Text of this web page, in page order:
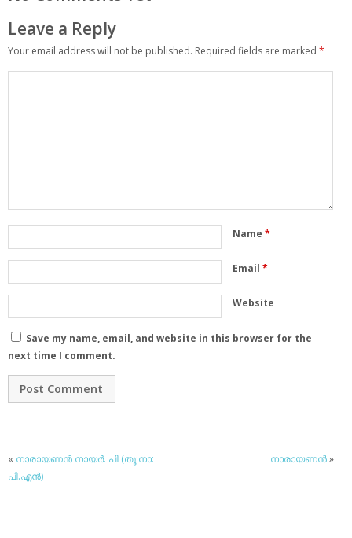
Leave a Reply
Your email address will not be published. Required fields are marked *
Name *
Email *
Website
Save my name, email, and website in this browser for the
next time I comment.
« നാരായണന്‍ നായര്‍. പി (തൂ:നാ:
പി.എന്‍)
നാരായണന്‍»